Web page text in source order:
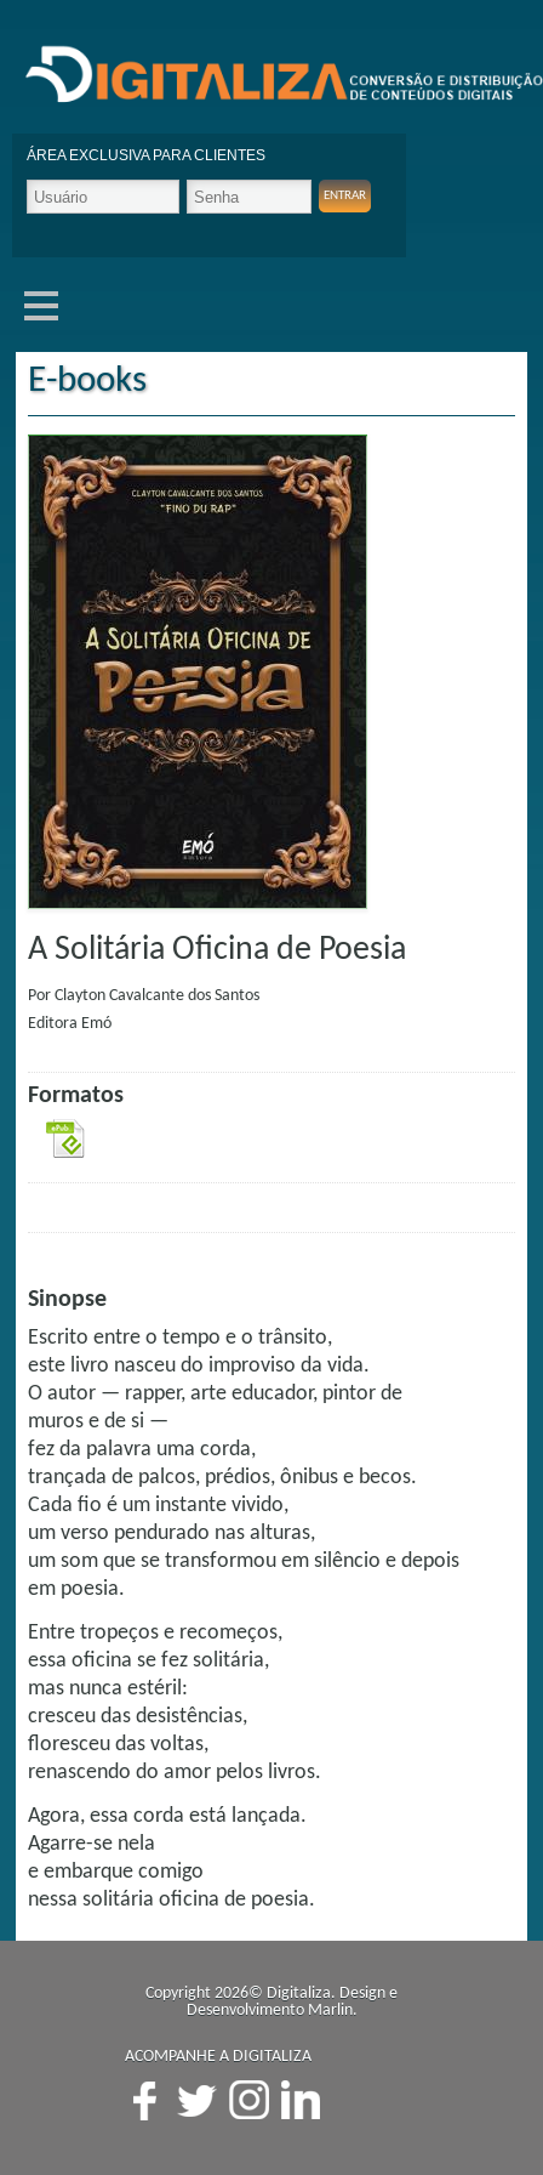
ÁREA EXCLUSIVA PARA CLIENTES
E-books
A Solitária Oficina de Poesia
Por Clayton Cavalcante dos Santos
Editora Emó
Formatos
Sinopse
Escrito entre o tempo e o trânsito,
este livro nasceu do improviso da vida.
O autor — rapper, arte educador, pintor de
muros e de si —
fez da palavra uma corda,
trançada de palcos, prédios, ônibus e becos.
Cada fio é um instante vivido,
um verso pendurado nas alturas,
um som que se transformou em silêncio e depois
em poesia.
Entre tropeços e recomeços,
essa oficina se fez solitária,
mas nunca estéril:
cresceu das desistências,
floresceu das voltas,
renascendo do amor pelos livros.
Agora, essa corda está lançada.
Agarre-se nela
e embarque comigo
nessa solitária oficina de poesia.
Copyright 2026© Digitaliza. Design e
Desenvolvimento Marlin.
ACOMPANHE A DIGITALIZA